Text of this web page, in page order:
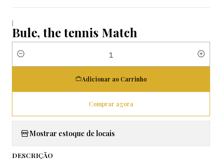
|
Bule, the tennis Match
Quantidade
Adicionar ao Carrinho
Comprar agora
Mostrar estoque de locais
DESCRIÇÃO